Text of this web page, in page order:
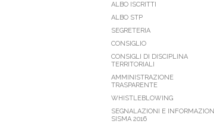
ALBO ISCRITTI
ALBO STP
SEGRETERIA
CONSIGLIO
CONSIGLI DI DISCIPLINA
TERRITORIALI
AMMINISTRAZIONE
TRASPARENTE
WHISTLEBLOWING
SEGNALAZIONI E INFORMAZIONI
SISMA 2016